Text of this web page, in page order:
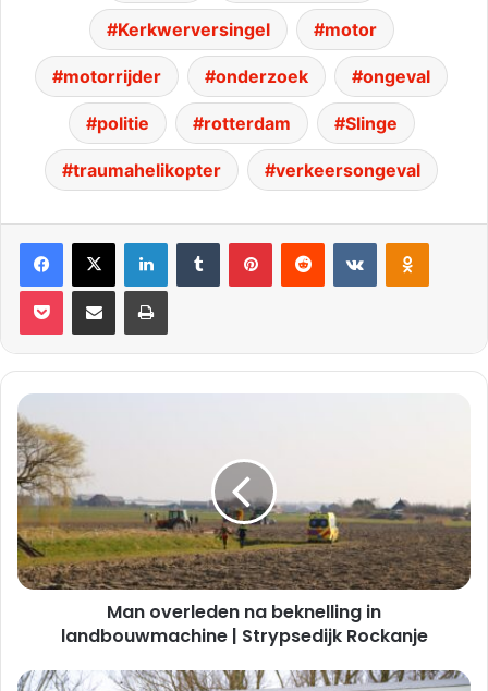
Kerkwerversingel motor
motorrijder onderzoek ongeval
politie rotterdam Slinge
traumahelikopter verkeersongeval
Facebook
X LinkedInTumblr PinterestReddit VKontakteOdnoklassniki
Pocket Deel via E-mail Print
Man
overleden
na
beknelling
in
landbouwmachine
|
Strypsedijk
Rockanje
Man overleden na beknelling in
landbouwmachine | Strypsedijk Rockanje
Verwarde